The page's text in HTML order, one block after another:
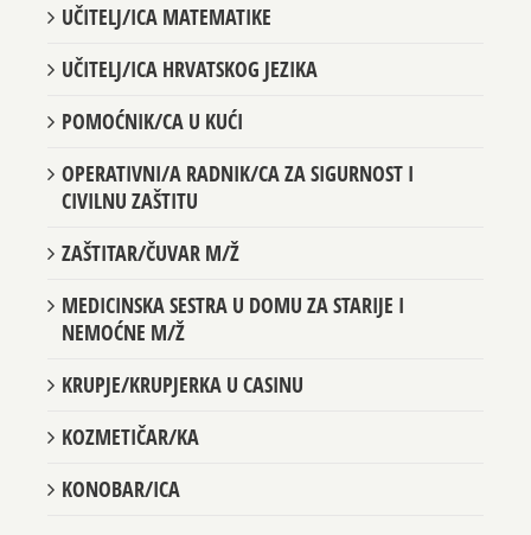
UČITELJ/ICA MATEMATIKE
UČITELJ/ICA HRVATSKOG JEZIKA
POMOĆNIK/CA U KUĆI
OPERATIVNI/A RADNIK/CA ZA SIGURNOST I
CIVILNU ZAŠTITU
ZAŠTITAR/ČUVAR M/Ž
MEDICINSKA SESTRA U DOMU ZA STARIJE I
NEMOĆNE M/Ž
KRUPJE/KRUPJERKA U CASINU
KOZMETIČAR/KA
KONOBAR/ICA